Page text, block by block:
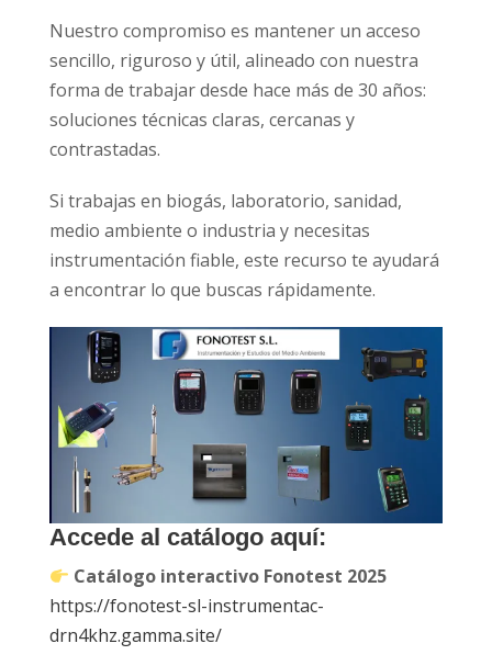
Nuestro compromiso es mantener un acceso
sencillo, riguroso y útil, alineado con nuestra
forma de trabajar desde hace más de 30 años:
soluciones técnicas claras, cercanas y
contrastadas.
Si trabajas en biogás, laboratorio, sanidad,
medio ambiente o industria y necesitas
instrumentación fiable, este recurso te ayudará
a encontrar lo que buscas rápidamente.
Accede al catálogo aquí:
Catálogo interactivo Fonotest 2025
https://fonotest-sl-instrumentac-
drn4khz.gamma.site/